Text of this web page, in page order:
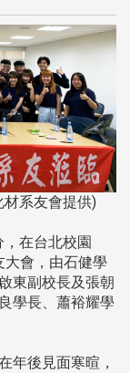
系友會提供)
在台北校園
大會，由石健學
東副校長及張朝
學長、蕭裕耀學
後見面寒暄，